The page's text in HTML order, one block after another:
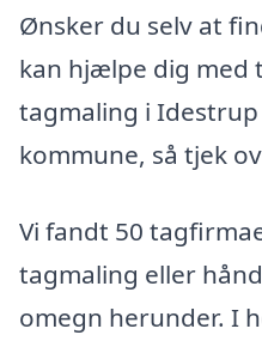
Ønsker du selv at
kan hjælpe dig med
tagmaling i
kommune, så tjek
Vi fandt 50
tagmaling eller
omegn herunder. I